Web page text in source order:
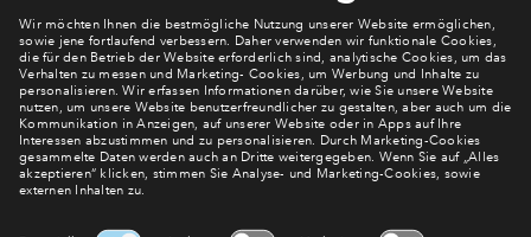
Newsletter Anmeldung
Verpassen Sie zu diesem Wohnprojekt keine Neuigkeiten
mehr! Wir halten Sie auf dem Laufenden – mit unserem
regelmäßig erscheinenden Newsletter informieren wir Sie
über den Stand dieses und weiterer Neubauprojekte.